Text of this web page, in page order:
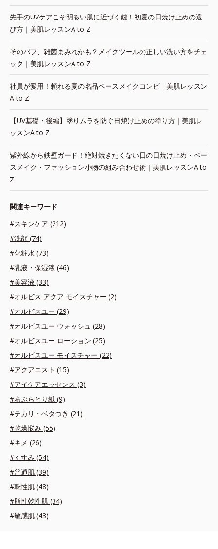
先手のUVケアこそ明るい肌に近づく鍵！初夏の日焼け止めの選
び方｜美肌レッスンA to Z
そのパフ、雑菌まみれかも？メイクツールの正しい洗い方をチェ
ック｜美肌レッスンA to Z
社員が愛用！頼れる夏の名品ベースメイクコンビ｜美肌レッスン
A to Z
【UV基礎・後編】塗りムラを防ぐ日焼け止めの塗り方｜美肌レ
ッスンA to Z
紫外線から鉄壁ガード！絶対焼きたくない日の日焼け止め・ベー
スメイク・ファッション小物の組み合わせ術｜美肌レッスンA to
Z
関連キーワード
#スキンケア (212)
#洗顔 (74)
#化粧水 (73)
#乳液・保湿液 (46)
#美容液 (33)
#オルビス アクア モイスチャー (2)
#オルビスユー (29)
#オルビスユー ウォッシュ (28)
#オルビスユー ローション (25)
#オルビスユー モイスチャー (22)
#アクアニスト (15)
#アイケアエッセンス (3)
#あぶらとり紙 (9)
#テカリ・ベタつき (21)
#乾燥悩み (55)
#キメ (26)
#くすみ (54)
#普通肌 (39)
#乾性肌 (48)
#脂性乾性肌 (34)
#敏感肌 (43)